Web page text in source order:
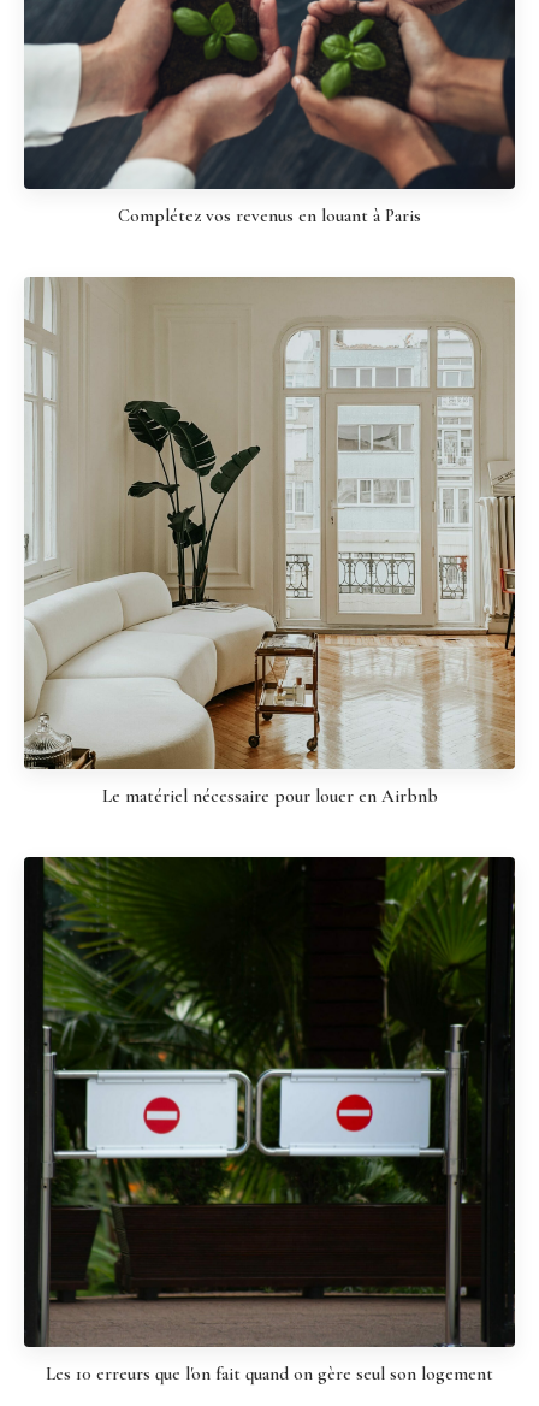
Complétez vos revenus en louant à Paris
Le matériel nécessaire pour louer en Airbnb
Les 10 erreurs que l'on fait quand on gère seul son logement